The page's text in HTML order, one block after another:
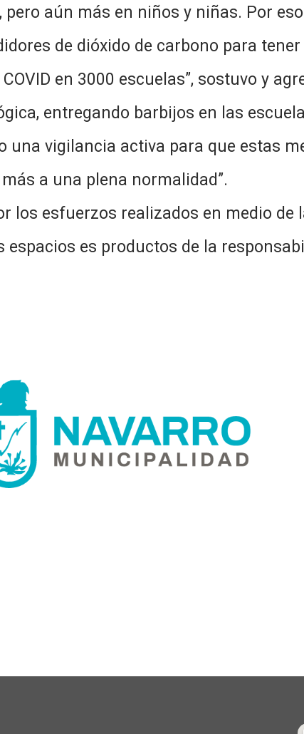
aún más en niños y niñas. Por
de dióxido de carbono para
en 3000 escuelas”, sostuvo y
entregando barbijos en las
una vigilancia activa para que estas
a una plena normalidad”.
los esfuerzos realizados en medio de
es productos de la